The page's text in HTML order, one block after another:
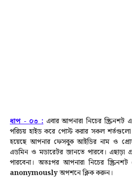
ধাপ - ০৩ : এবার আপনারা নিচের
পরিচয় হাইড করে পোস্ট করার সকল
হয়েছে আপনার ফেসবুক আইডির নাম ও
এডমিন ও মডারেটর জানতে পারবে।এছাড়া
পারবেনা। অতঃপর আপনারা নিচের
anonymouslyঅপশনে ক্লিক করুন।